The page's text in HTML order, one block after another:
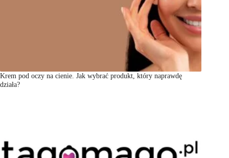
Krem pod oczy na cienie. Jak wybrać produkt, który naprawdę
działa?